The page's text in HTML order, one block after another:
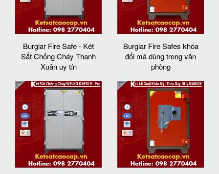
Burglar Fire Safe - Két
Sắt Chống Cháy Thanh
Xuân uy tín
Burglar Fire Safes khóa
đổi mã dùng trong văn
phòng